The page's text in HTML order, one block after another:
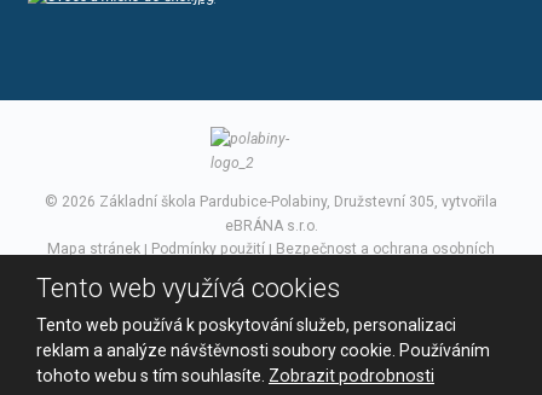
© 2026 Základní škola Pardubice-Polabiny, Družstevní 305, vytvořila
eBRÁNA s.r.o.
Mapa stránek | Podmínky použití | Bezpečnost a ochrana osobních
Tento web využívá cookies
Tento web používá k poskytování služeb, personalizaci
reklam a analýze návštěvnosti soubory cookie. Používáním
tohoto webu s tím souhlasíte. Zobrazit podrobnosti